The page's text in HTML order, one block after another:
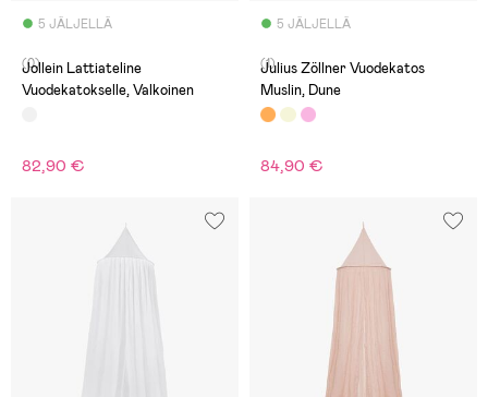
5 JÄLJELLÄ
(0)
Jollein Lattiateline
Vuodekatokselle, Valkoinen
82,90 €
5 JÄLJELLÄ
(1)
Julius Zöllner Vuodekatos
Muslin, Dune
84,90 €